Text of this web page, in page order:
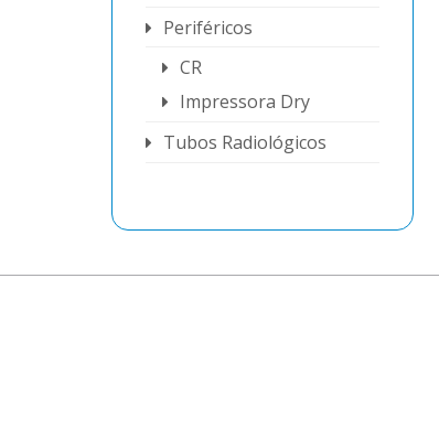
Periféricos
CR
Impressora Dry
Tubos Radiológicos